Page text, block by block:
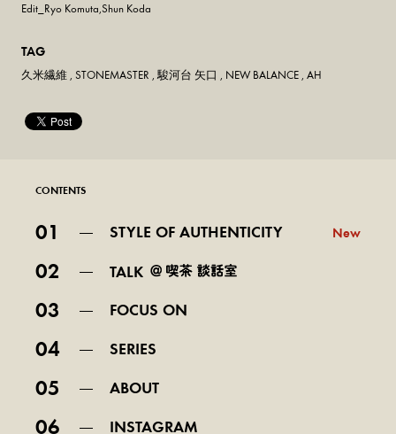
Edit_Ryo Komuta,Shun Koda
TAG
久米繊維, STONEMASTER ,駿河台 矢口 , NEW BALANCE, AH
CONTENTS
01 STYLE OF AUTHENTICITY New
02 TALK
03 FOCUS ON
04 SERIES
05 ABOUT
06 INSTAGRAM